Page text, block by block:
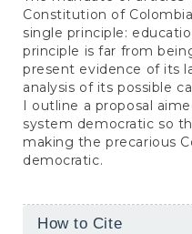
Constitution of
single principle:
principle is far from
present evidence of its
analysis of its possible
I outline a proposal
system democratic so
making the precarious
democratic.
Article
How to Cite